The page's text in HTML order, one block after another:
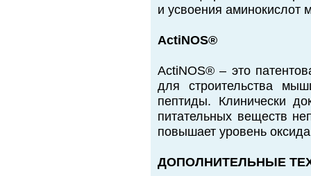
и усвоения аминокислот
ActiNOS®
ActiNOS® – это
для строительства
пептиды. Клинически
питательных веществ
повышает уровень
ДОПОЛНИТЕЛЬНЫЕ